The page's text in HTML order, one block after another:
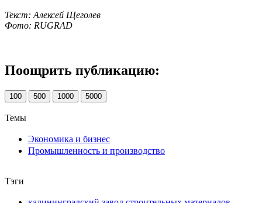
Текст: Алексей Щеголев
Фото: RUGRAD
Поощрить публикацию:
100 500 1000 5000
Темы
Экономика и бизнес
Промышленность и производство
Тэги